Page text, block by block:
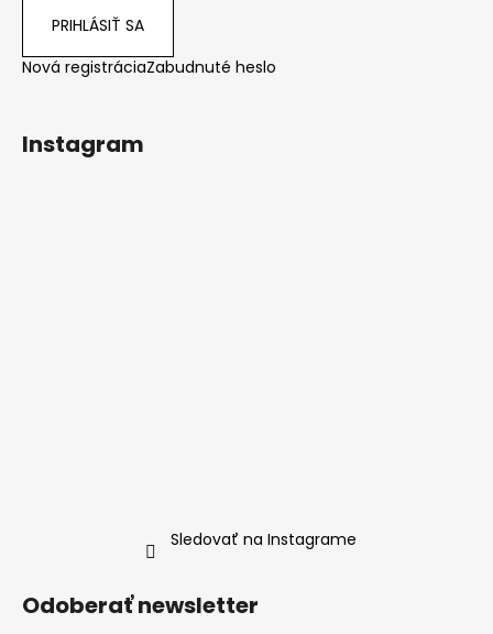
PRIHLÁSIŤ SA
Nová registráciaZabudnuté heslo
Instagram
Sledovať na Instagrame
Odoberať newsletter